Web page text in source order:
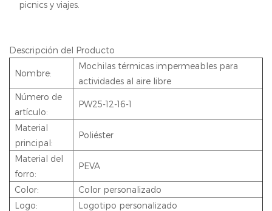
picnics y viajes.
Descripción del Producto
Nombre:
Mochilas térmicas impermeables para
actividades al aire libre
Número de
artículo:
PW25-12-16-1
Material
principal:
Poliéster
Material del
forro:
PEVA
Color:
Color personalizado
Logo:
Logotipo personalizado